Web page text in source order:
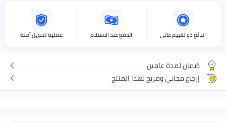
البائع ذو تقييم عالي الدفع عند الاستلام عملية تحويل آمنة
ضمان لمدة عامين
إرجاع مجاني ومريح لهذا المنتج